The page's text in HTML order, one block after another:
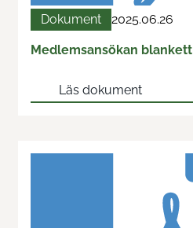
Dokument 2025.06.26
Medlemsansökan blankett
Läs dokument